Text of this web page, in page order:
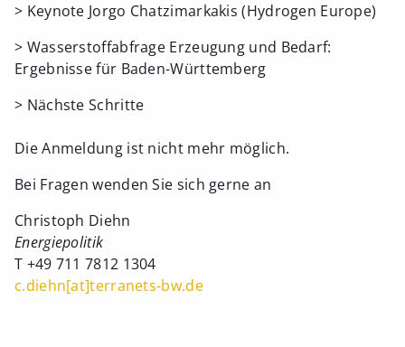
> Keynote Jorgo Chatzimarkakis (Hydrogen Europe)
> Wasserstoffabfrage Erzeugung und Bedarf:
Ergebnisse für Baden-Württemberg
> Nächste Schritte
Die Anmeldung ist nicht mehr möglich.
Bei Fragen wenden Sie sich gerne an
Christoph Diehn
Energiepolitik
T +49 711 7812 1304
c.diehn[at]terranets-bw.de